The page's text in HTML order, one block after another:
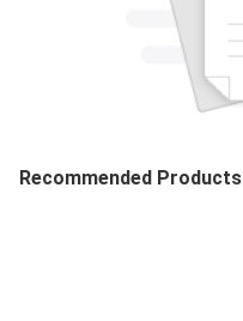
Recommended Products